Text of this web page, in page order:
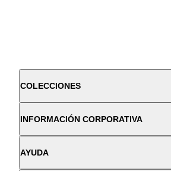
COLECCIONES
INFORMACIÓN CORPORATIVA
AYUDA